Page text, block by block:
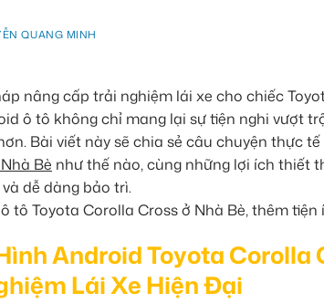
QUANG MINH
nâng cấp trải nghiệm lái xe cho chiếc
ô tô không chỉ mang lại sự tiện nghi vượt
Bài viết này sẽ chia sẻ câu chuyện thực
Bè như thế nào, cùng những lợi ích thiết
dễ dàng bảo trì.
Android Toyota Corolla
Lái Xe Hiện Đại